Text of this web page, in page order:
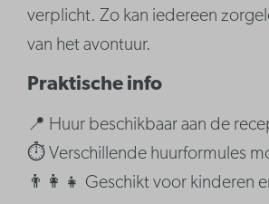
verplicht. Zo kan iedereen
van het avontuur.
Praktische info
📍 Huur beschikbaar aan de
⏱️ Verschillende huurformules
👨‍👩‍👧 Geschikt voor kinderen